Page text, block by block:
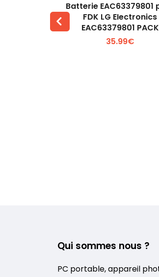
Voir plus +
Batterie EAC63379801
FDK LG EIectronics
EAC63379801 PACK
35.99€
Qui sommes nous ?
PC portable, appareil